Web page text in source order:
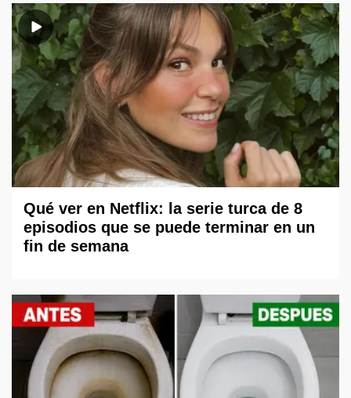
Qué ver en Netflix: la serie turca de 8
episodios que se puede terminar en un
fin de semana